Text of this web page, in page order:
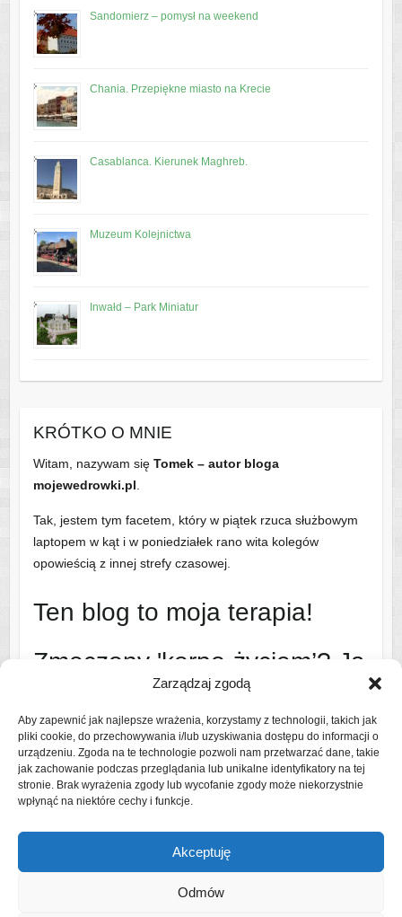
Zarządzaj zgodą
Aby zapewnić jak najlepsze wrażenia, korzystamy z technologii, takich jak
pliki cookie, do przechowywania i/lub uzyskiwania dostępu do informacji o
urządzeniu. Zgoda na te technologie pozwoli nam przetwarzać dane, takie
jak zachowanie podczas przeglądania lub unikalne identyfikatory na tej
stronie. Brak wyrażenia zgody lub wycofanie zgody może niekorzystnie
wpłynąć na niektóre cechy i funkcje.
Akceptuję
Odmów
Sandomierz – pomysł na weekend
Chania. Przepiękne miasto na Krecie
Casablanca. Kierunek Maghreb.
Muzeum Kolejnictwa
Inwałd – Park Miniatur
KRÓTKO O MNIE
Witam, nazywam się Tomek – autor bloga
mojewedrowki.pl.
Tak, jestem tym facetem, który w piątek rzuca służbowym
laptopem w kąt i w poniedziałek rano wita kolegów
opowieścią z innej strefy czasowej.
Ten blog to moja terapia!
Zmęczony 'korpo-życiem’? Ja
też!
Dlatego ruszam na szlak i w świat – najczęściej z bandą
uroczych, ale wymagających współtowarzyszy podróży
(czytaj: rodziną).